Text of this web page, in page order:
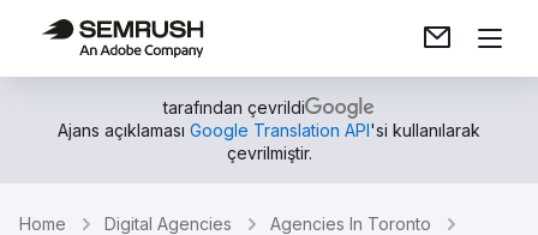
tarafından çevrildi
Ajans açıklaması Google Translation API'si kullanılarak
çevrilmiştir.
Home Digital Agencies
Agencies In Toronto